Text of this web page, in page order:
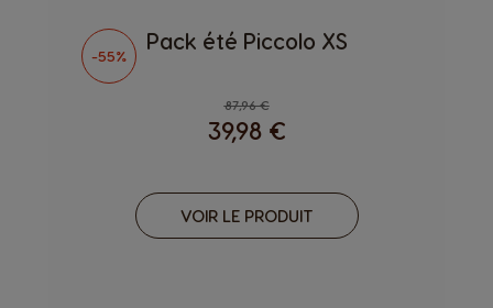
-55%
Pack été Piccolo XS
Regular Price
87,96 €
39,98 €
VOIR LE PRODUIT